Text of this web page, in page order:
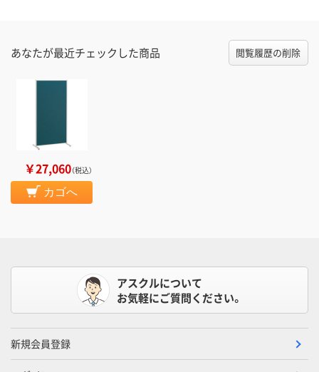
あなたが最近チェックした商品 閲覧履歴の削除
￥27,060（税込）
カゴへ
アスクルについて
お気軽にご質問ください。
新規会員登録